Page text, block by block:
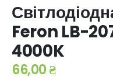
до
початку
галереї
зображень
Feron LB-
4000K
66,00 ₴